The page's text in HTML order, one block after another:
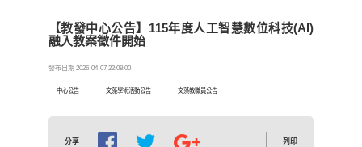
【教發中心公告】115年度人工智慧數位科技(AI)
融入教案徵件開始
發布日期 2026-04-07 22:08:00
中心公告 文藻學術活動公告 文藻教職員公告
分享 列印